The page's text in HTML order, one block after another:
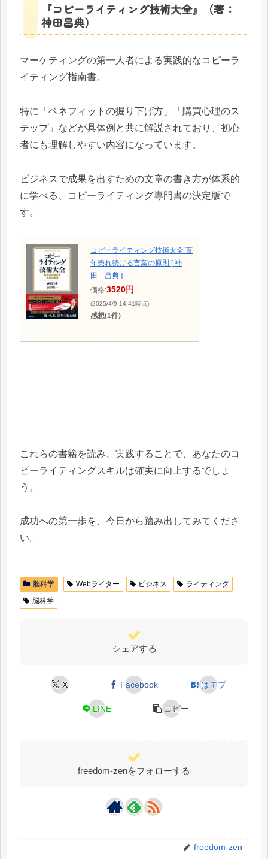
『コピーライティング技術大全』（著：
神田昌典）
マーケティングの第一人者による実践的なコピーラ
イティング指南書。
特に「ベネフィットの掘り下げ方」「購買心理のス
テップ」などが具体例と共に解説されており、初心
者にも理解しやすい内容になっています。
ビジネスで成果を出すための文章の書き方が体系的
に学べる、コピーライティング専門書の決定版で
す。
コピーライティング技術大全 百
年売れ続ける言葉の原則 [ 神
田 昌典 ]
価格:3520円
(2025/4/9 14:41時点)
感想(1件)
これらの書籍を読み、実践することで、あなたのコ
ピーライティングスキルは確実に向上するでしょ
う。
成功への第一歩を、今日から踏み出してみてくださ
い。
脳科学 Webライター ビジネス
ライティング
脳科学
シェアする
X Facebook はてブ
LINE コピー
freedom-zenをフォローする
freedom-zen